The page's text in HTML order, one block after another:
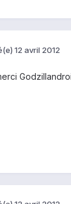
12 avril 2012